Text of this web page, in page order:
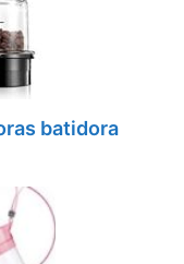
batidora